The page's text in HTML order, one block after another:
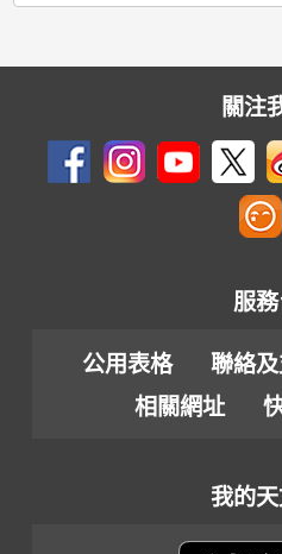
關注
服
公用表格 聯絡
相關網址
我的